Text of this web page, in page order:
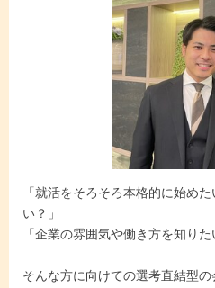
「就活をそろそろ本格的に始め
い？」
「企業の雰囲気や働き方を知りた
そんな方に向けての選考直結型